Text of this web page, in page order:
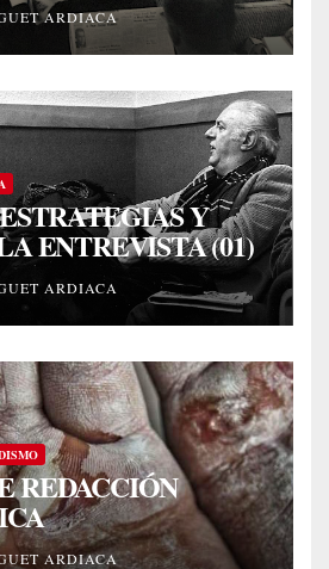
ARDIACA
Y
ENTREVISTA (01)
ARDIACA
REDACCIÓN
ARDIACA